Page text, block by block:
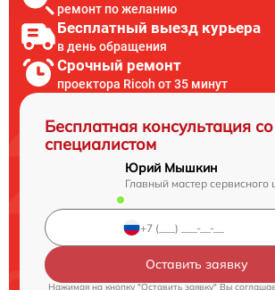
ремонт по желанию
Бесплатный выезд курьера
в день обращения
Срочный ремонт
проектора Ricoh от 35 минут
Бесплатная консультация со
специалистом
Юрий Мышкин
Главный мастер сервисного
Оставить заявку
Нажимая на кнопку "Оставить заявку" Вы